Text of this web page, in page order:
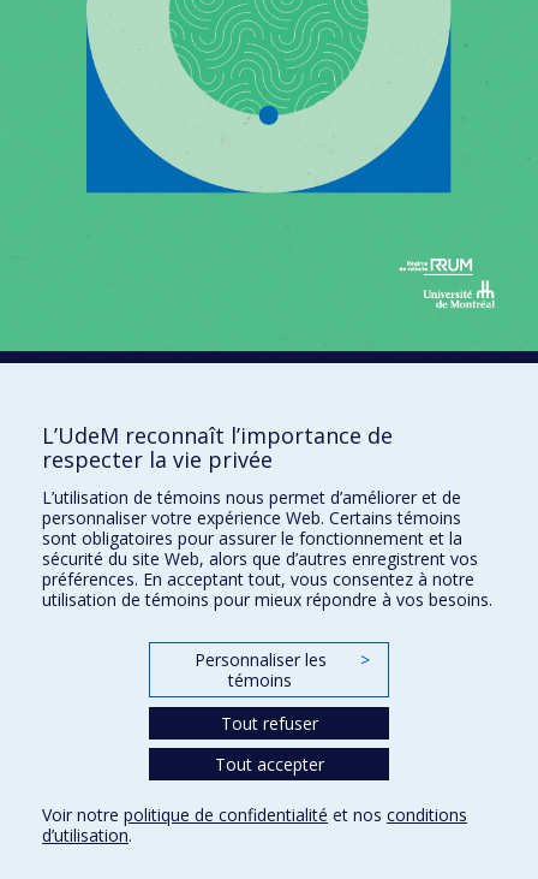
Régime de retraite de l'Université de
Montréal
Direction gestion des régimes de retraite
Conditions d’utilisation
L’UdeM reconnaît l’importance de
respecter la vie privée
L’utilisation de témoins nous permet d’améliorer et de
personnaliser votre expérience Web. Certains témoins
sont obligatoires pour assurer le fonctionnement et la
sécurité du site Web, alors que d’autres enregistrent vos
préférences. En acceptant tout, vous consentez à notre
utilisation de témoins pour mieux répondre à vos besoins.
Personnaliser les
témoins
>
Tout refuser
Tout accepter
Voir notre politique de confidentialité et nos conditions
d’utilisation.